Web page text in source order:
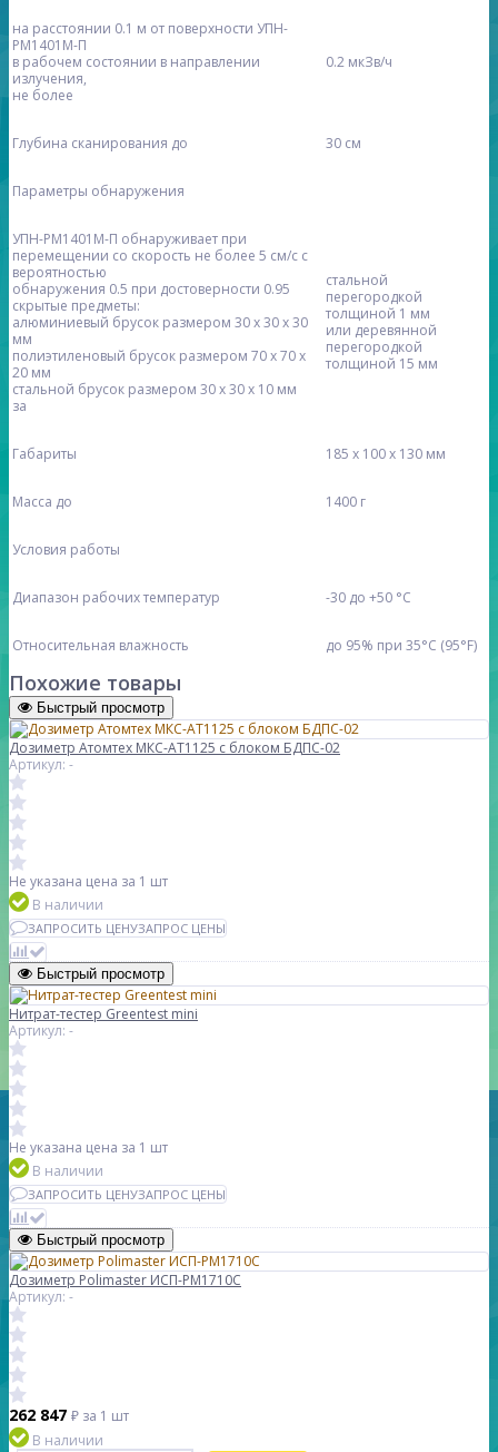
на расстоянии 0.1 м от поверхности УПН-
PM1401М-П
в рабочем состоянии в направлении
излучения,
не более
0.2 мкЗв/ч
Глубина сканирования до 30 см
Параметры обнаружения
УПН-PM1401М-П обнаруживает при
перемещении со скорость не более 5 см/с с
вероятностью
обнаружения 0.5 при достоверности 0.95
скрытые предметы:
алюминиевый брусок размером 30 x 30 x 30
мм
полиэтиленовый брусок размером 70 x 70 x
20 мм
стальной брусок размером 30 x 30 x 10 мм
за
стальной
перегородкой
толщиной 1 мм
или деревянной
перегородкой
толщиной 15 мм
Габариты 185 x 100 x 130 мм
Масса до 1400 г
Условия работы
Диапазон рабочих температур -30 до +50 °C
Относительная влажность до 95% при 35°C (95°F)
Похожие товары
Быстрый просмотр
Дозиметр Атомтех МКС-АТ1125 с блоком БДПС-02
Артикул: -
Не указана цена за 1 шт
В наличии
ЗАПРОСИТЬ ЦЕНУЗАПРОС ЦЕНЫ
Быстрый просмотр
Нитрат-тестер Greentest mini
Артикул: -
Не указана цена за 1 шт
В наличии
ЗАПРОСИТЬ ЦЕНУЗАПРОС ЦЕНЫ
Быстрый просмотр
Дозиметр Polimaster ИСП-PM1710C
Артикул: -
262 847 ₽ за 1 шт
В наличии